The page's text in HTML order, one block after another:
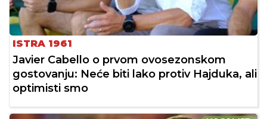
ISTRA 1961
Javier Cabello o prvom ovosezonskom
gostovanju: Neće biti lako protiv Hajduka, ali
optimisti smo